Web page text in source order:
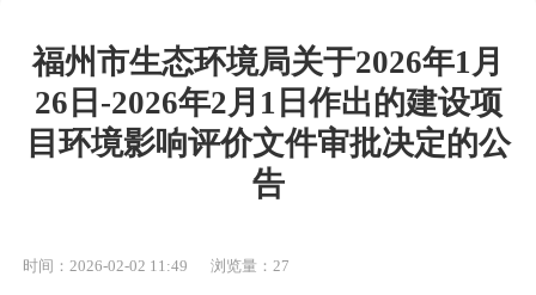
福州市生态环境局关于2026年1月
26日-2026年2月1日作出的建设项
目环境影响评价文件审批决定的公
告
时间：2026-02-02 11:49 浏览量：27